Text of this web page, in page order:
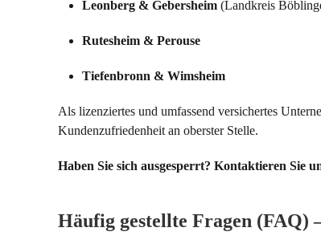
Leonberg & Gebersheim (Landkreis
Rutesheim & Perouse
Tiefenbronn & Wimsheim
Als lizenziertes und umfassend versichertes
Kundenzufriedenheit an oberster Stelle.
Haben Sie sich ausgesperrt? Kontaktieren Sie
Häufig gestellte Fragen (FAQ)